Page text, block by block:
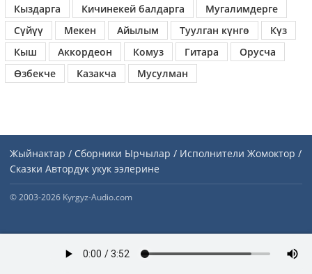
Кыздарга
Кичинекей балдарга
Мугалимдерге
Сүйүү
Мекен Айылым Туулган күнгө
Күз
Кыш
Аккордеон Комуз Гитара
Орусча
Өзбекче
Казакча Мусулман
Жыйнактар / Сборники Ырчылар / Исполнители Жомоктор /
Сказки Автордук укук ээлерине
© 2003-2026 Kyrgyz-Audio.com